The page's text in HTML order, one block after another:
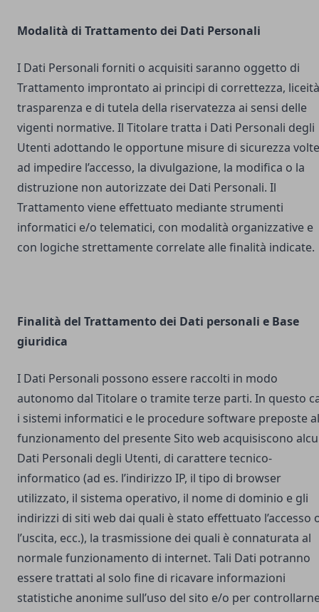
Modalità di Trattamento dei Dati Personali
I Dati Personali forniti o acquisiti saranno oggetto di
Trattamento improntato ai principi di correttezza,
trasparenza e di tutela della riservatezza ai sensi delle
vigenti normative. Il Titolare tratta i Dati Personali degli
Utenti adottando le opportune misure di sicurezza volte
ad impedire l’accesso, la divulgazione, la modifica o la
distruzione non autorizzate dei Dati Personali. Il
Trattamento viene effettuato mediante strumenti
informatici e/o telematici, con modalità organizzative e
con logiche strettamente correlate alle finalità indicate.
Finalità del Trattamento dei Dati personali e Base
giuridica
I Dati Personali possono essere raccolti in modo
autonomo dal Titolare o tramite terze parti. In questo
i sistemi informatici e le procedure software preposte al
funzionamento del presente Sito web acquisiscono
Dati Personali degli Utenti, di carattere tecnico-
informatico (ad es. l’indirizzo IP, il tipo di browser
utilizzato, il sistema operativo, il nome di dominio e gli
indirizzi di siti web dai quali è stato effettuato l’accesso
l’uscita, ecc.), la trasmissione dei quali è connaturata al
normale funzionamento di internet. Tali Dati potranno
essere trattati al solo fine di ricavare informazioni
statistiche anonime sull’uso del sito e/o per